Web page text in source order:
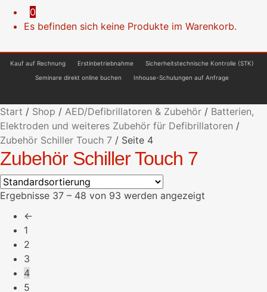
0
Es befinden sich keine Produkte im Warenkorb.
Kauf auf Rechnung Erstinbetriebnahme
Sicherheitstechnische Kontrolle (STK)
Seminare direkt online buchen
Inhouse-Schulungen auf Anfrage
Start / Shop / AED/Defibrillatoren & Zubehör / Batterien,
Elektroden und weiteres Zubehör für Defibrillatoren /
Zubehör Schiller Touch 7 / Seite 4
Zubehör Schiller Touch 7
Ergebnisse 37 – 48 von 93 werden angezeigt
←
1
2
3
4
5